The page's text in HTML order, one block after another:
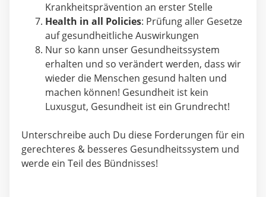
Krankheitsprävention an erster Stelle
Health in all Policies: Prüfung aller Gesetze
auf gesundheitliche Auswirkungen
Nur so kann unser Gesundheitssystem
erhalten und so verändert werden, dass wir
wieder die Menschen gesund halten und
machen können! Gesundheit ist kein
Luxusgut, Gesundheit ist ein Grundrecht!
Unterschreibe auch Du diese Forderungen für ein
gerechteres & besseres Gesundheitssystem und
werde ein Teil des Bündnisses!